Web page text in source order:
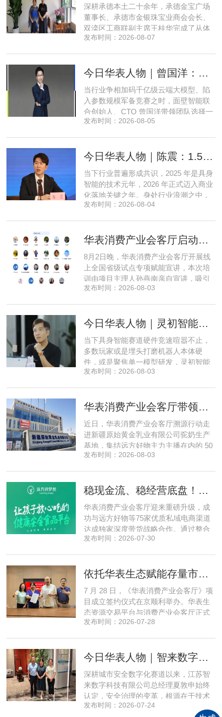
职研究生，中共党员。曾任北京
深耕承德本土二十余年，承德金宝广场
董事长、承德市金银珠宝业商会会长、
双滦区工商联副主席王桂华完成了从体
制内从业者、玉石珠宝创业者，到地产
来，三四线城市创业最忌讳浮躁跟风、
立足本地需求顺势迭代，方能穿
发布时间：2026-08-07
当行业争相加码千亿级云端大模型、陷
入参数规模军备竞赛之时，面壁智能联
合创始人、CTO 曾国洋带领团队选择一
条小众赛道：深耕端侧轻量化大模型，
的技术深耕与严谨的工程思维，走出国
布局中，自然流畅的全模态
发布时间：2026-08-05
当下行业普遍形成共识，2025 年是具身
智能的技术元年，2026 年正式迈入商业
化落地关键之年。身处行业浪潮之中，
享刻智能创始人、CEO 陈震表示，当前
长久，这也是享刻智能自创立之初便坚
创始人、CEO 陈震纵观当前具
发布时间：2026-08-04
8月2日晚，华表消费产业会客厅开展线
上全国省级试点专项赋能宣讲，本次培
训由项目主理人孙燕南亲自宣讲，吸引
了来自贵州、河北、北京、天津、常
间盘活、私域变现、稳现金流搭建、试
现状，深度剖析行业双重发展困境
发布时间：2026-08-03
今日华表人物｜灵初智能CEO王启斌：押注千万级数据解锁具身智能质变
当下具身智能赛道硬件竞速喧嚣不止，
多数玩家或是埋头打磨机器人本体硬
件，或是聚焦单一模型研发，灵初智能
自创立之初便守住初心，以自研操作大
能创始人王启斌，拆解其从创立第一天
数据规模才是决定行业拐点的核心
发布时间：2026-08-03
近日，华表消费产业会客厅溯源行动走
进新疆原始黄金乳业有限公司驼奶生产
基地，集结远方好物主力主播在内的 50
位头部私域主播组团深入工厂一线实地
源同步联动，以沉浸式实景打卡、全流
式，全方位拆解新疆优质驼奶
发布时间：2026-08-03
华表消费产业会客厅迎来重磅升级，成
功与远方好物等75家优质私域电商渠道
达成独家深度带货战略合作。通过整合
全网顶尖私域资源，项目搭建起全国性
矩阵，核心竞争力与行业影响力实现跨
实体经济长效发展注入全新动能
发布时间：2026-07-30
依托华表生态赋能存量市场《华表消费产业会客厅》项目签约落地
7 月 28 日，《华表消费产业会客厅》项
目成立签约仪式在京顺利举办。华表生
态资源交易平台与消费产业会客厅正式
签署合作协议，标志着立足华表生态资
源交易平台董事长吴海花，消费产业会
资管理有限公司总经理孙燕南
发布时间：2026-07-28
今日华表人物｜智来数字总经理夏敦申：探寻城市风险 AI 防控创新之路
深耕城市安全数字化赛道以来，江苏智
来数字科技有限公司总经理夏敦申始终
认定，安全治理的变革，根源在于技术
模式的革新。在他看来，智慧消防不只
发布时间：2026-07-24